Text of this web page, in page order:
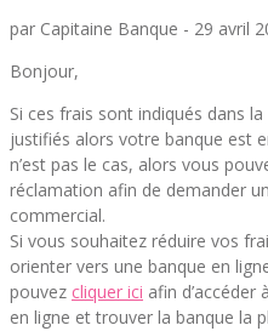
par Capitaine Banque - 29 avril
Bonjour,
Si ces frais sont indiqués dans
justifiés alors votre banque est
n’est pas le cas, alors vous
réclamation afin de demander
commercial.
Si vous souhaitez réduire vos
orienter vers une banque en
pouvez cliquer ici afin
en ligne et trouver la banque la